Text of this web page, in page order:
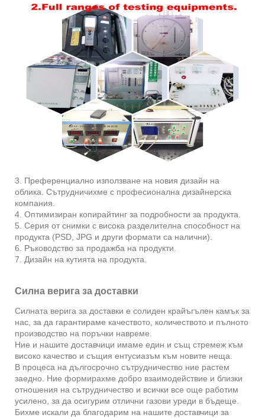
3. Преференциално използване на новия дизайн на
облика. Сътрудничихме с професионална дизайнерска
компания.
4. Оптимизиран копирайтинг за подробности за продукта.
5. Серия от снимки с висока разделителна способност на
продукта (PSD, JPG и други формати са налични).
6. Ръководство за продажба на продукти.
7. Дизайн на кутията на продукта.
Силна верига за доставки
Силната верига за доставки е солиден крайъгълен камък за
нас, за да гарантираме качеството, количеството и пълното
производство на поръчки навреме.
Ние и нашите доставчици имаме един и същ стремеж към
високо качество и същия ентусиазъм към новите неща.
В процеса на дългосрочно сътрудничество ние растем
заедно. Ние формирахме добро взаимодействие и близки
отношения на сътрудничество и всички все още работим
усилено, за да осигурим отлични газови уреди в бъдеще.
Бихме искали да благодарим на нашите доставчици за